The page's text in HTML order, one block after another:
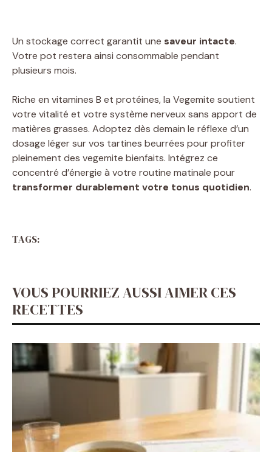
Un stockage correct garantit une saveur intacte.
Votre pot restera ainsi consommable pendant
plusieurs mois.
Riche en vitamines B et protéines, la Vegemite soutient
votre vitalité et votre système nerveux sans apport de
matières grasses. Adoptez dès demain le réflexe d’un
dosage léger sur vos tartines beurrées pour profiter
pleinement des vegemite bienfaits. Intégrez ce
concentré d’énergie à votre routine matinale pour
transformer durablement votre tonus quotidien.
TAGS:
VOUS POURRIEZ AUSSI AIMER CES
RECETTES